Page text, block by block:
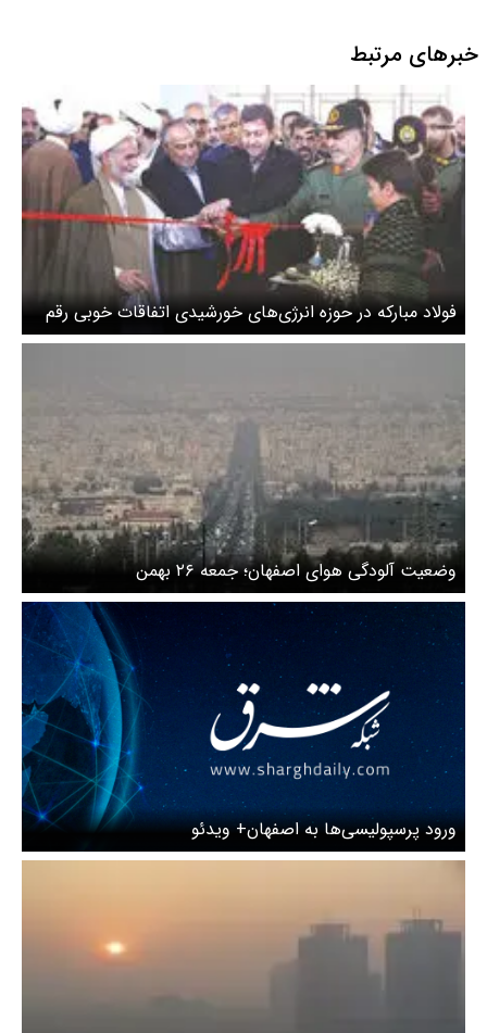
خبرهای مرتبط
فولاد مبارکه در حوزه انرژی‌های خورشیدی اتفاقات خوبی رقم
زده است
وضعیت آلودگی هوای اصفهان؛ جمعه ۲۶ بهمن
ورود پرسپولیسی‌ها به اصفهان+ ویدئو